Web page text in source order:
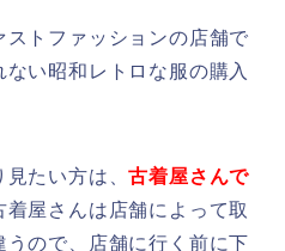
トファッションの店舗で
い昭和レトロな服の購入
見たい方は、古着屋さんで
屋さんは店舗によって取
うので、店舗に行く前に下